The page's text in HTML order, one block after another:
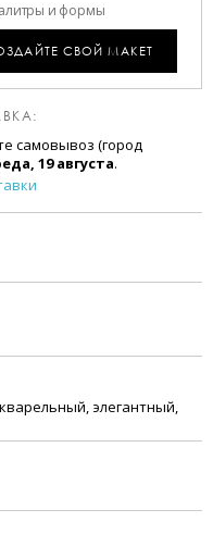
и формы
СВОЙ МАКЕТ
самовывоз (город
19 августа.
элегантный,